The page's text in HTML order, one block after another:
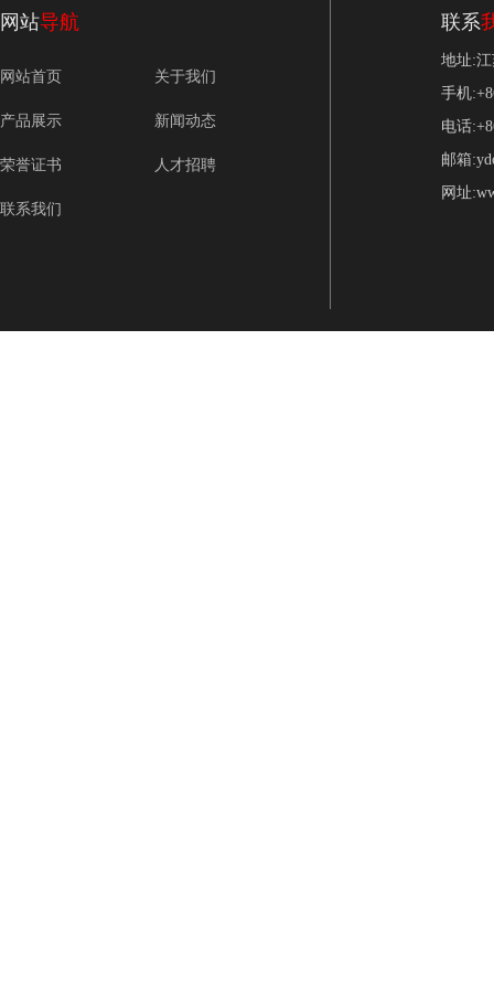
网站导航
网站首页 关于我们
产品展示 新闻动态
荣誉证书 人才招聘
联系我们
联系
地址:
手机
电话
邮箱
网址